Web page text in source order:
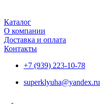
Каталог
О компании
Доставка и оплата
Контакты
+7 (939) 223-10-78
superklyuha@yandex.ru